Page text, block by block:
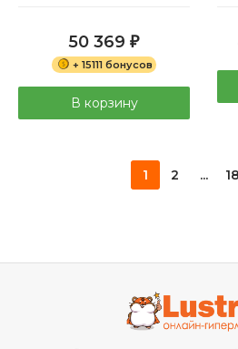
50 369 ₽
+ 15111 бонусов
В корзину
1 2 ... 18